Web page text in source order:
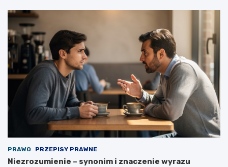
PRAWO PRZEPISY PRAWNE
Niezrozumienie – synonim i znaczenie wyrazu